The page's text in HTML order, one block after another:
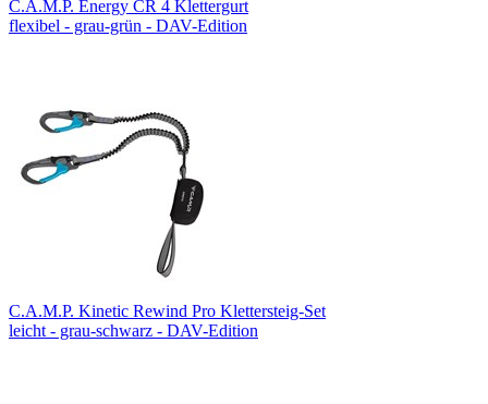
C.A.M.P. Energy CR 4 Klettergurt
flexibel - grau-grün - DAV-Edition
C.A.M.P. Kinetic Rewind Pro Klettersteig-Set
leicht - grau-schwarz - DAV-Edition